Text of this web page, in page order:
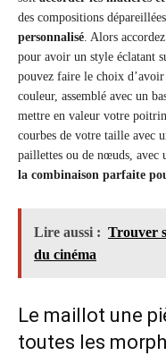
des compositions
personnalisé. Alors
pour avoir un style éclatant
pouvez faire le choix
couleur, assemblé avec un
mettre en valeur votre
courbes de votre taille avec
paillettes ou de nœuds,
la combinaison parfaite
Lire aussi : Trouver
du cinéma
Le maillot une
toutes les